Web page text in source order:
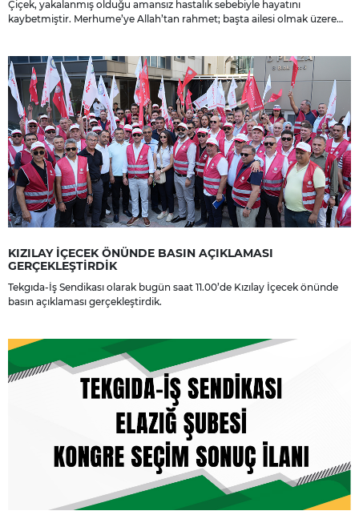
Çiçek, yakalanmış olduğu amansız hastalık sebebiyle hayatını
kaybetmiştir. Merhume’ye Allah’tan rahmet; başta ailesi olmak üzere
KIZILAY İÇECEK ÖNÜNDE BASIN AÇIKLAMASI
GERÇEKLEŞTİRDİK
Tekgıda-İş Sendikası olarak bugün saat 11.00’de Kızılay İçecek önünde
basın açıklaması gerçekleştirdik.